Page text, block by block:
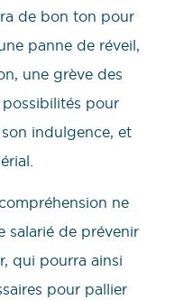
de bon ton pour
panne de réveil,
une grève des
pour
indulgence, et
ne
salarié de prévenir
qui pourra ainsi
pour pallier